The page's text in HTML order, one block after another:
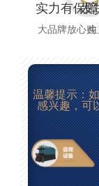
实力有保障
大品牌放心购
发
温馨提示：
感兴趣，可